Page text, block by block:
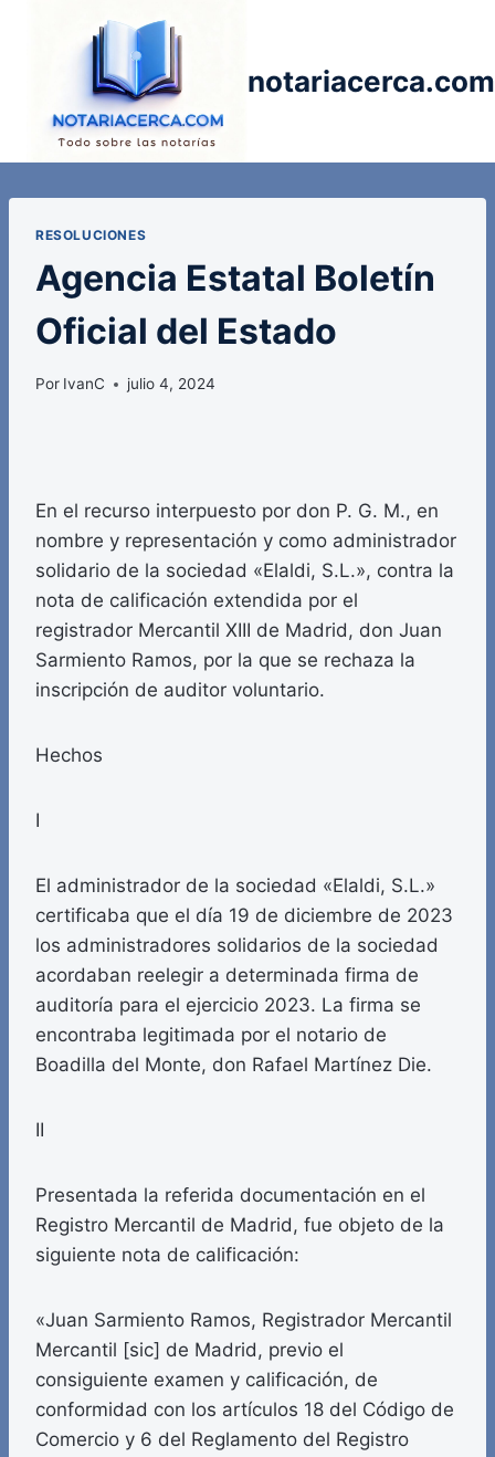
notariacerca.com
RESOLUCIONES
Agencia Estatal Boletín
Oficial del Estado
Por IvanC julio 4, 2024
En el recurso interpuesto por don P. G. M., en
nombre y representación y como administrador
solidario de la sociedad «Elaldi, S.L.», contra la
nota de calificación extendida por el
registrador Mercantil XIII de Madrid, don Juan
Sarmiento Ramos, por la que se rechaza la
inscripción de auditor voluntario.
Hechos
I
El administrador de la sociedad «Elaldi, S.L.»
certificaba que el día 19 de diciembre de 2023
los administradores solidarios de la sociedad
acordaban reelegir a determinada firma de
auditoría para el ejercicio 2023. La firma se
encontraba legitimada por el notario de
Boadilla del Monte, don Rafael Martínez Die.
II
Presentada la referida documentación en el
Registro Mercantil de Madrid, fue objeto de la
siguiente nota de calificación:
«Juan Sarmiento Ramos, Registrador Mercantil
Mercantil [sic] de Madrid, previo el
consiguiente examen y calificación, de
conformidad con los artículos 18 del Código de
Comercio y 6 del Reglamento del Registro